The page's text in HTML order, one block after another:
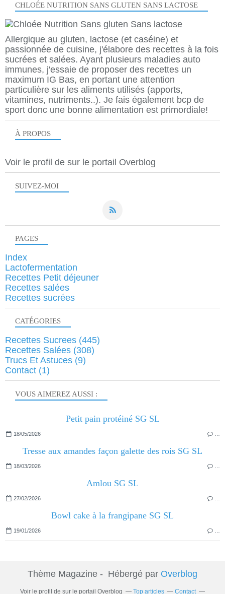
SUIVEZ-MOI
CHLOÉE NUTRITION SANS GLUTEN SANS LACTOSE
Allergique au gluten, lactose (et caséine) et
passionnée de cuisine, j'élabore des recettes à la fois
sucrées et salées. Ayant plusieurs maladies auto
immunes, j'essaie de proposer des recettes un
maximum IG Bas, en portant une attention
particulière sur les aliments utilisés (apports,
vitamines, nutriments..). Je fais également bcp de
sport donc une bonne alimentation est primordiale!
À PROPOS
Voir le profil de sur le portail Overblog
VOUS AIMEREZ AUSSI :
Petit pain protéiné SG SL
18/05/2026
Tresse aux amandes façon galette des rois SG SL
18/03/2026
Amlou SG SL
27/02/2026
Bowl cake à la frangipane SG SL
19/01/2026
PAGES
Index
Lactofermentation
Recettes Petit déjeuner
Recettes salées
Recettes sucrées
CATÉGORIES
Recettes Sucrees (445)
Recettes Salées (308)
Trucs Et Astuces (9)
Contact (1)
Thème Magazine - Hébergé par Overblog
Voir le profil de sur le portail Overblog Top articles Contact